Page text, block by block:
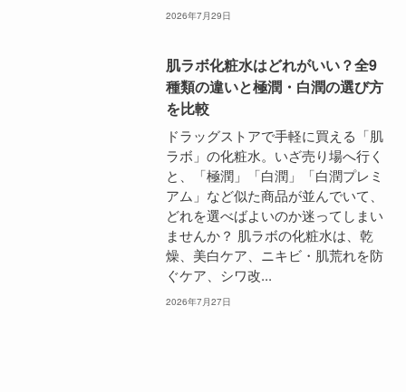
2026年7月29日
肌ラボ化粧水はどれがいい？全9
種類の違いと極潤・白潤の選び方
を比較
ドラッグストアで手軽に買える「肌
ラボ」の化粧水。いざ売り場へ行く
と、「極潤」「白潤」「白潤プレミ
アム」など似た商品が並んでいて、
どれを選べばよいのか迷ってしまい
ませんか？ 肌ラボの化粧水は、乾
燥、美白ケア、ニキビ・肌荒れを防
ぐケア、シワ改...
2026年7月27日